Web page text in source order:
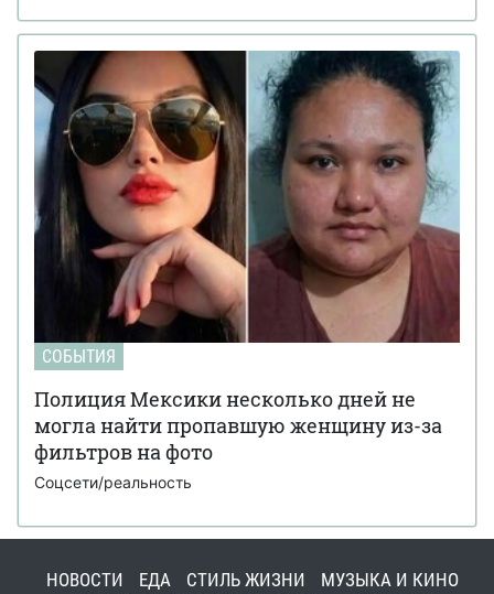
СОБЫТИЯ
Полиция Мексики несколько дней не
могла найти пропавшую женщину из-за
фильтров на фото
Соцсети/реальность
НОВОСТИ ЕДА СТИЛЬ ЖИЗНИ
МУЗЫКА И КИНО